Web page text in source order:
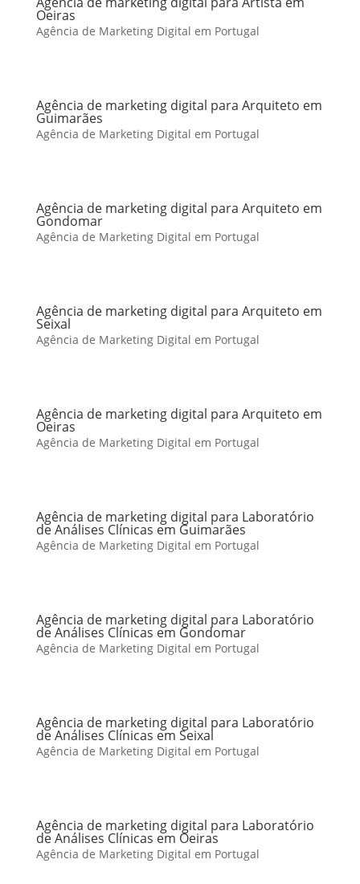
Oeiras
Agência de Marketing Digital em Portugal
Agência de marketing digital para Arquiteto em
Guimarães
Agência de Marketing Digital em Portugal
Agência de marketing digital para Arquiteto em
Gondomar
Agência de Marketing Digital em Portugal
Agência de marketing digital para Arquiteto em
Seixal
Agência de Marketing Digital em Portugal
Agência de marketing digital para Arquiteto em
Oeiras
Agência de Marketing Digital em Portugal
Agência de marketing digital para Laboratório
de Análises Clínicas em Guimarães
Agência de Marketing Digital em Portugal
Agência de marketing digital para Laboratório
de Análises Clínicas em Gondomar
Agência de Marketing Digital em Portugal
Agência de marketing digital para Laboratório
de Análises Clínicas em Seixal
Agência de Marketing Digital em Portugal
Agência de marketing digital para Laboratório
de Análises Clínicas em Oeiras
Agência de Marketing Digital em Portugal